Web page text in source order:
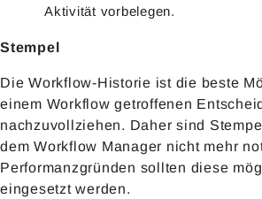
Aktivität vorbelegen.
Stempel
Die Workflow-Historie ist die beste
einem Workflow getroffenen
nachzuvollziehen. Daher sind
dem Workflow Manager nicht mehr
Performanzgründen sollten diese
eingesetzt werden.